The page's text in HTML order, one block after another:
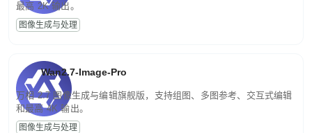
最高 2K 输出。
图像生成与处理
Wan2.7-Image-Pro
万相 2.7 图像生成与编辑旗舰版，支持组图、多图参考、交互式编辑
和最高 4K 输出。
图像生成与处理